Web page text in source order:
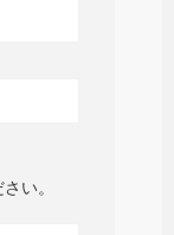
い。